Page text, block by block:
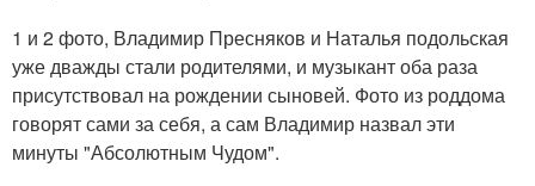
1 и 2 фото, Владимир Пресняков и Наталья подольская
уже дважды стали родителями, и музыкант оба раза
присутствовал на рождении сыновей. Фото из роддома
говорят сами за себя, а сам Владимир назвал эти
минуты "Абсолютным Чудом".